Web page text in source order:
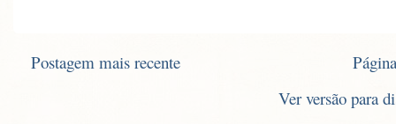
Postagem mais recente
Ver versão para